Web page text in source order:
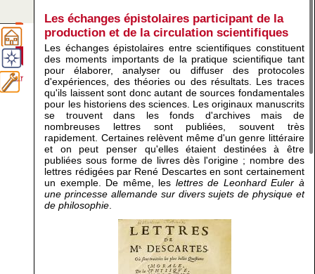
Méthodologie en histoire des sciences
Les échanges épistolaires participant de la
production et de la circulation scientifiques
Les échanges épistolaires entre scientifiques constituent
des moments importants de la pratique scientifique tant
pour élaborer, analyser ou diffuser des protocoles
d'expériences, des théories ou des résultats. Les traces
qu'ils laissent sont donc autant de sources fondamentales
pour les historiens des sciences. Les originaux manuscrits
se trouvent dans les fonds d'archives mais de
nombreuses lettres sont publiées, souvent très
rapidement. Certaines relèvent même d'un genre littéraire
et on peut penser qu'elles étaient destinées à être
publiées sous forme de livres dès l'origine ; nombre des
lettres rédigées par René Descartes en sont certainement
un exemple. De même, les lettres de Leonhard Euler à
une princesse allemande sur divers sujets de physique et
de philosophie